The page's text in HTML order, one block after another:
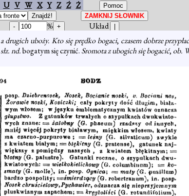
U V W X Y Z Ź Ż
%
Układ
a drugich uboży. Kto się prędko bogaci, czasem dobrze
słz. nd.bogatym się czynić. Sromota z ubogich się bogacić, ob.